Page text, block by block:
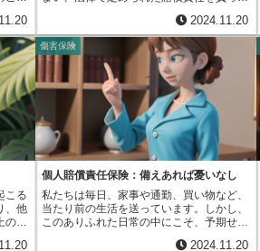
し、適切な手続きを進めることが大切で
す。専門家は、被害者の状況に合わせて、
損害賠償請求や仮処分の申し立てなど、必
要な手続きをサポートしてくれます。一人
で悩まず、専門家の力を借りることで、一
日も早く平穏な生活を取り戻せるよう努め
ましょう。
た、
損
。示
が滞
害保
通院
後遺
謝料
よ
がで
す
を受
生
す。
の加
守
、保
や金額が変わってきます。例えば、公共工
事を請け負う場合は、高い金額の保証を求
められることが多いです。また、民間の工
事でも、規模が大きいほど、必要な保証金
額も大きくなります。履行保証保険は、取
引の安全性を高めるだけでなく、円滑な事
業運営を支える上でも重要な役割を担って
います。発注する側は、保険料を支払うこ
とで、不測の事態による損失を最小限に抑
えることができます。また、請負会社にと
っても、この保険に加入することで、発注
者からの信頼を得やすくなり、より多くの
仕事を受注できる可能性が高まります。こ
のように、履行保証保険は、発注者と請負
会社の双方にとってメリットのある制度と
言えるでしょう。安心して事業を進めるた
し、有効に活用することが大切です。
行為
をさ
しま
めら
合が
よっ
損害
。こ
償に
の
損害
料
った
す。
的な
乗っている最中にうっかり通行人にぶつか
ってしまい、怪我をさせてしまった場合
や、お店で買い物をしている時に商品を落
として壊してしまった場合などを想像して
みてください。このような、日常生活で起
こりうる様々なハプニングによる損害を、
この特約はカバーしてくれます。この特約
は、通常、自動車保険に追加する形で加入
します。ただし、自動車を運転している最
中に起きた事故による損害は、自動車保険
の対人賠償責任保険や対物賠償責任保険で
対応するため、この特約の対象外です。で
い時の日常生活での事故に対して補償され
ることをしっかりと覚えておきましょう。
この特約では、契約時に決めた金額を上限
として保険金が支払われます。万が一の事
2024.11.20
こる
、他
の損
傷害保険
個人賠償責任保険：備えあれば憂いなし
私たちは毎日、家事や通勤、買い物など、
当たり前の生活を送っています。しかし、
このありふれた日常の中にこそ、予期せぬ
2024.11.20